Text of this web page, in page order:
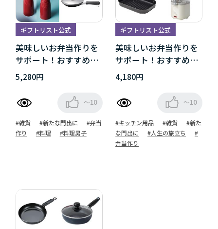
ギフトリスト公式
美味しいお弁当作りを
サポート！おすすめグ
ッズ
5,280円
～10
#雑貨 #新たな門出に
#弁当
作り
#料理 #料理男子
ギフトリスト公式
美味しいお弁当作りを
サポート！おすすめグ
ッズ
4,180円
～10
#キッチン用品 #雑貨
#新た
な門出に
#人生の旅立ち
#
弁当作り